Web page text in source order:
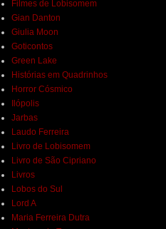
Filmes de Lobisomem
Gian Danton
Giulia Moon
Goticontos
Green Lake
Histórias em Quadrinhos
Horror Cósmico
Ilópolis
Jarbas
Laudo Ferreira
Livro de Lobisomem
Livro de São Cipriano
Livros
Lobos do Sul
Lord A
Maria Ferreira Dutra